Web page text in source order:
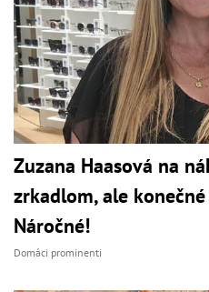
Zuzana Haasová na
zrkadlom, ale
Náročné!
Domáci prominenti